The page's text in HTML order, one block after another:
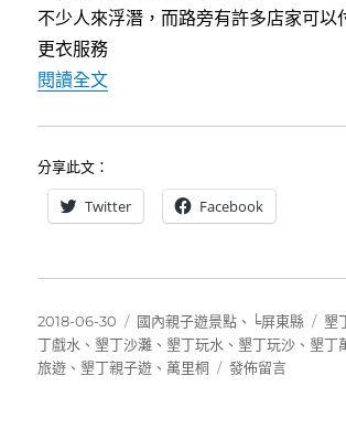
不少人來浮潛，而路旁有許多店家可以
更衣服務
閱讀全文〈墾丁萬里桐～戲水、玩沙、
分享此文：
Twitter Facebook
發
佈
日
2018-06-30
分
類
國內親子遊景點 、 ╘屏東縣
標
籤
墾
丁戲水 、 墾丁沙灘 、 墾丁玩水 、 墾丁玩沙 、 墾丁
旅遊 、 墾丁親子遊 、萬里桐
在
發佈留言